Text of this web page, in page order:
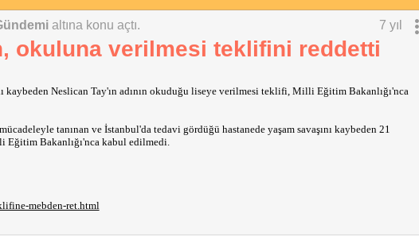
altına konu açtı. 7 yıl
okuluna verilmesi teklifini reddetti
kaybeden Neslican Tay'ın adının okuduğu liseye verilmesi teklifi, Milli Eğitim Bakanlığı'nca
tanınan ve İstanbul'da tedavi gördüğü hastanede yaşam savaşını kaybeden 21
Eğitim Bakanlığı'nca kabul edilmedi.
mebden-ret.html